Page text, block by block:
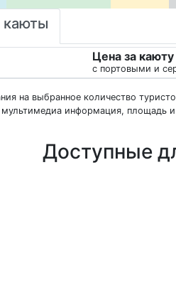
каюты
Цена за каюту
с портовыми и
на выбранное количество
информация, площадь и
Доступные